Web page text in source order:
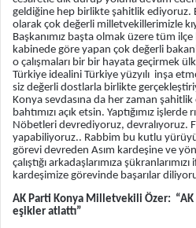
geldiğine hep birlikte şahitlik ediyoruz.
olarak çok değerli milletvekillerimizle
Başkanımız başta olmak üzere tüm
kabinede göre yapan çok değerli
o çalışmaları bir bir hayata geçirmek
Türkiye idealini Türkiye yüzyılı inşa
siz değerli dostlarla birlikte
Konya sevdasına da her zaman
bahtımızı açık etsin. Yaptığımız işlerde
Nöbetleri devrediyoruz, devralıyoruz.
yapabiliyoruz.. Rabbim bu kutlu
görevi devreden Asım kardeşine ve
çalıştığı arkadaşlarımıza
kardeşimize görevinde başarılar
AK Parti Konya Milletvekili Özer:
eşikler atlattı”